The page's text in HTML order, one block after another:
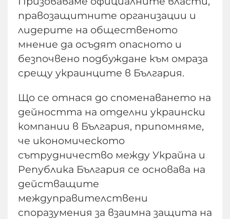
правозащитните организации и
лидерите на общественото
мнение да осъдят опасното и
безпочвено подбуждане към омраза
срещу украинците в България.
Що се отнася до споменаването на
дейността на отделни украински
компании в България, припомняме,
че икономическото
сътрудничество между Украйна и
Република България се основава на
действащите
междуправителствени
споразумения за взаимна защита на